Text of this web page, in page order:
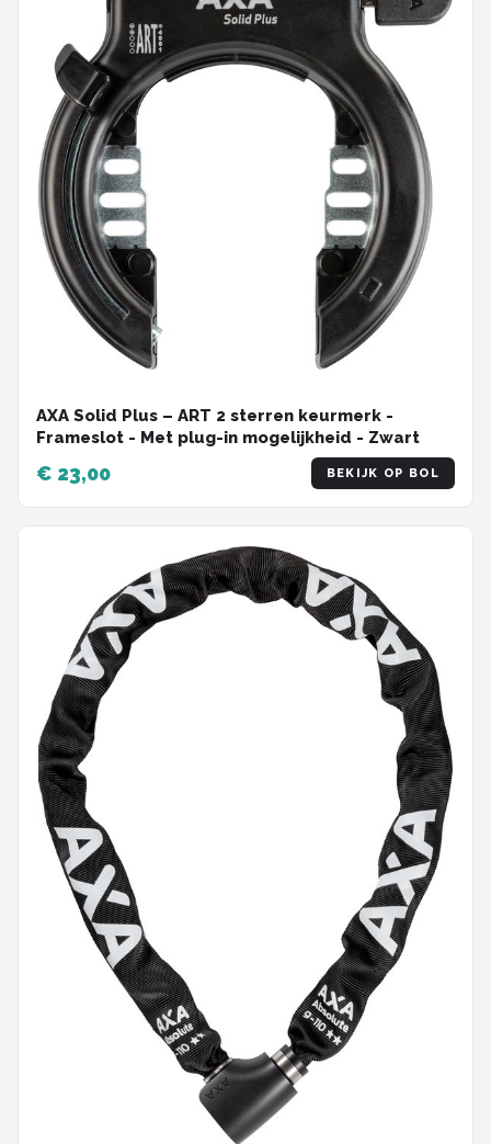
AXA Solid Plus – ART 2 sterren keurmerk -
Frameslot - Met plug-in mogelijkheid - Zwart
€ 23,00 BEKIJK OP BOL